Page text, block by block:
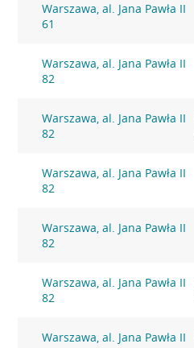
Warszawa, al. Jana Pawła II
61
Warszawa, al. Jana Pawła II
82
Warszawa, al. Jana Pawła II
82
Warszawa, al. Jana Pawła II
82
Warszawa, al. Jana Pawła II
82
Warszawa, al. Jana Pawła II
82
Warszawa, al. Jana Pawła II